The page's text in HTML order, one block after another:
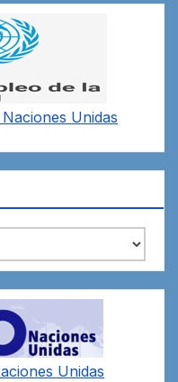
Naciones Unidas
Unidas